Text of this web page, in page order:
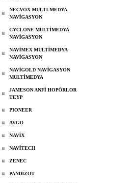
NECVOX MULTLMEDYA
NAVİGASYON
CYCLONE MULTİMEDYA
NAVİGASYON
NAVİMEX MULTİMEDYA
NAVİGASYON
NAVİGOLD NAVİGASYON
MULTİMEDYA
JAMESON ANFİ HOPÖRLOR
TEYP
PIONEER
AVGO
NAVİX
NAVİTECH
ZENEC
PANDİZOT